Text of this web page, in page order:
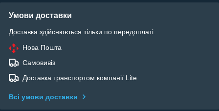
Умови доставки
Доставка здійснюється тільки по передоплаті.
Нова Пошта
Самовивіз
Доставка транспортом компанії Lite
Всі умови доставки